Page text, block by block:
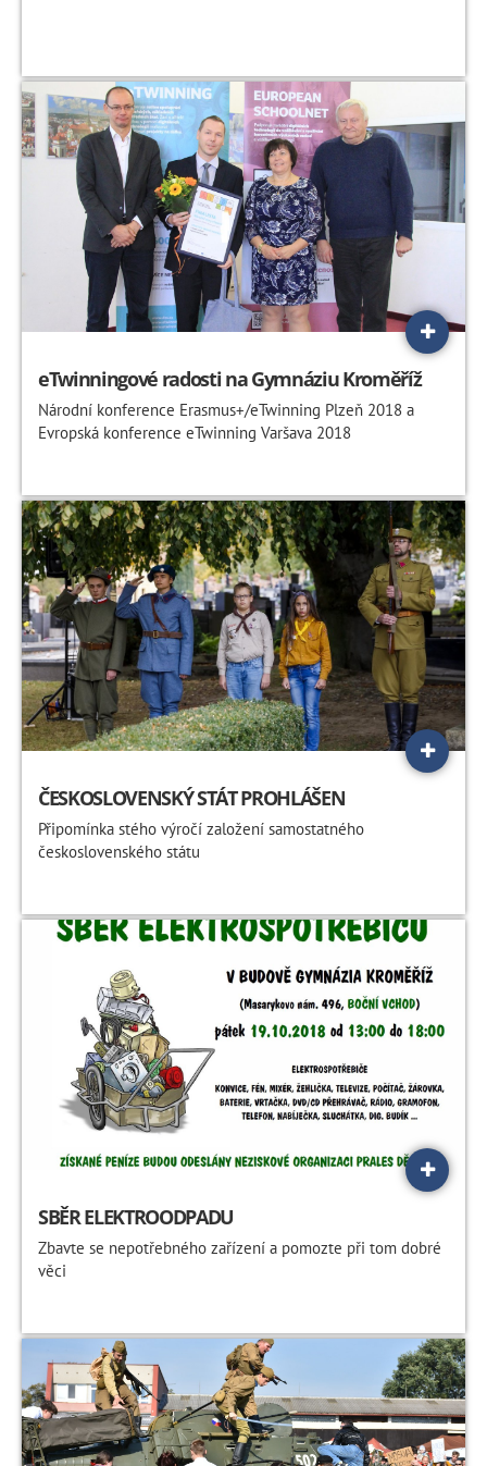
eTwinningové radosti na Gymnáziu Kroměříž
Národní konference Erasmus+/eTwinning Plzeň 2018 a
Evropská konference eTwinning Varšava 2018
ČESKOSLOVENSKÝ STÁT PROHLÁŠEN
Připomínka stého výročí založení samostatného
československého státu
SBĚR ELEKTROODPADU
Zbavte se nepotřebného zařízení a pomozte při tom dobré
věci